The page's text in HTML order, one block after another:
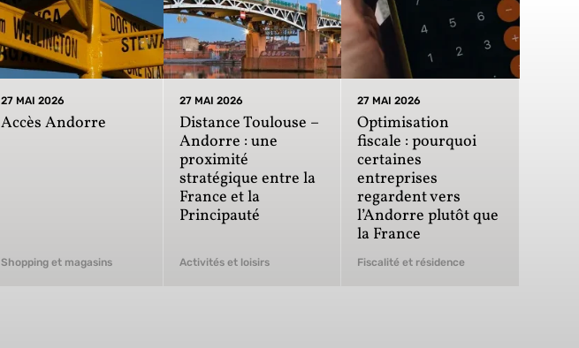
27 MAI 2026
Accès Andorre
Shopping et magasins
27 MAI 2026
Distance Toulouse –
Andorre : une
proximité
stratégique entre la
France et la
Principauté
Activités et loisirs
27 MAI 2026
Optimisation
fiscale : pourquoi
certaines
entreprises
regardent vers
l’Andorre plutôt que
la France
Fiscalité et résidence